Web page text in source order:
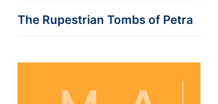
The Rupestrian Tombs of Petra